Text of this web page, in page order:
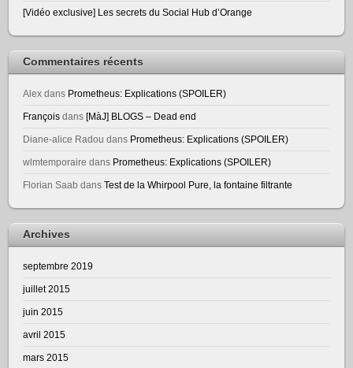
[Vidéo exclusive] Les secrets du Social Hub d’Orange
Commentaires récents
Alex dans Prometheus: Explications (SPOILER)
François dans[MàJ] BLOGS – Dead end
Diane-alice Radou dans Prometheus: Explications (SPOILER)
wlmtemporaire dans Prometheus: Explications (SPOILER)
Florian Saab dansTest de la Whirpool Pure, la fontaine filtrante
Archives
septembre 2019
juillet 2015
juin 2015
avril 2015
mars 2015